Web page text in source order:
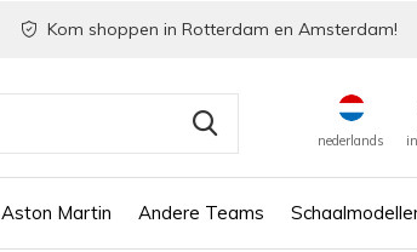
Aston Martin Andere Teams
nederlands
Kom shoppen in Rotterdam en Amsterdam!